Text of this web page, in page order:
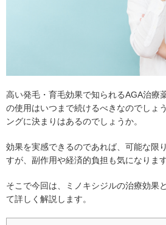
高い発毛・育毛効果で知られるAGA治療
の使用はいつまで続けるべきなのでしょ
ングに決まりはあるのでしょうか。
効果を実感できるのであれば、可能な限
すが、副作用や経済的負担も気になります
そこで今回は、ミノキシジルの治療効果
て詳しく解説します。